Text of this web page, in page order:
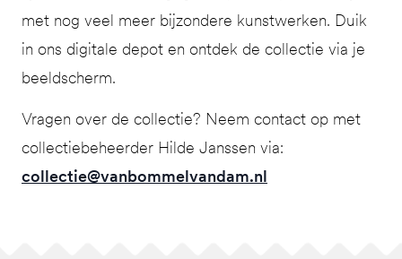
met nog veel meer bijzondere kunstwerken. Duik
in ons digitale depot en ontdek de collectie via je
beeldscherm.
Vragen over de collectie? Neem contact op met
collectiebeheerder Hilde Janssen via:
collectie@vanbommelvandam.nl